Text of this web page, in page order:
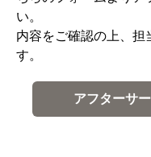
い。
内容をご確認の上、担
す。
アフターサ